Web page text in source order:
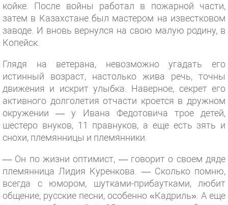
койке. После войны работал в пожарной части,
затем в Казахстане был мастером на известковом
заводе. И вновь вернулся на свою малую родину, в
Копейск.
Глядя на ветерана, невозможно угадать его
истинный возраст, настолько жива речь, точны
движения и искрит улыбка. Наверное, секрет его
активного долголетия отчасти кроется в дружном
окружении — у Ивана Федотовича трое детей,
шестеро внуков, 11 правнуков, а еще есть зять и
снохи, племянницы и племянники.
— Он по жизни оптимист, — говорит о своем дяде
племянница Лидия Куренкова. — Сколько помню,
всегда с юмором, шутками-прибаутками, любит
общение, русские песни, особенно «Кадриль». А еще